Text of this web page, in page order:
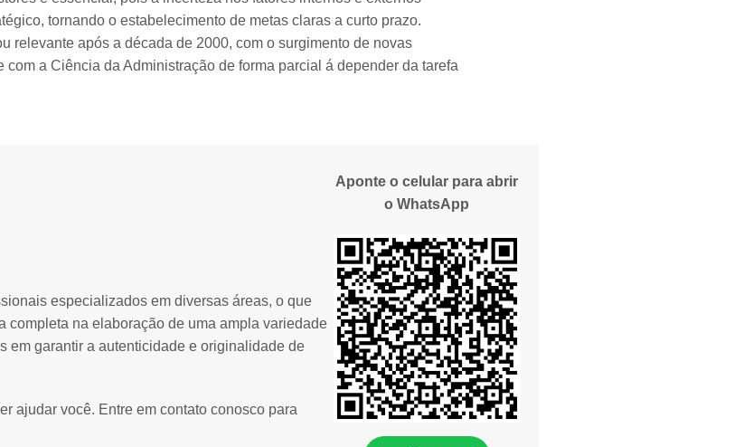
tornando o estabelecimento de metas claras a curto prazo.
relevante após a década de 2000, com o surgimento de novas
a Ciência da Administração de forma parcial á depender da tarefa
especializados em diversas áreas, o que
completa na elaboração de uma ampla variedade
em garantir a autenticidade e originalidade de
ajudar você. Entre em contato conosco para
Aponte o celular para abrir
o WhatsApp